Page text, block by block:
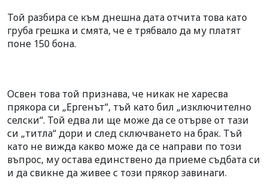
Той разбира се към днешна дата отчита това като
груба грешка и смята, че е трябвало да му платят
поне 150 бона.
Освен това той признава, че никак не харесва
прякора си „Ергенът“, тъй като бил „изключително
селски“. Той едва ли ще може да се отърве от тази
си „титла“ дори и след сключването на брак. Тъй
като не вижда какво може да се направи по този
въпрос, му остава единствено да приеме съдбата си
и да свикне да живее с този прякор завинаги.